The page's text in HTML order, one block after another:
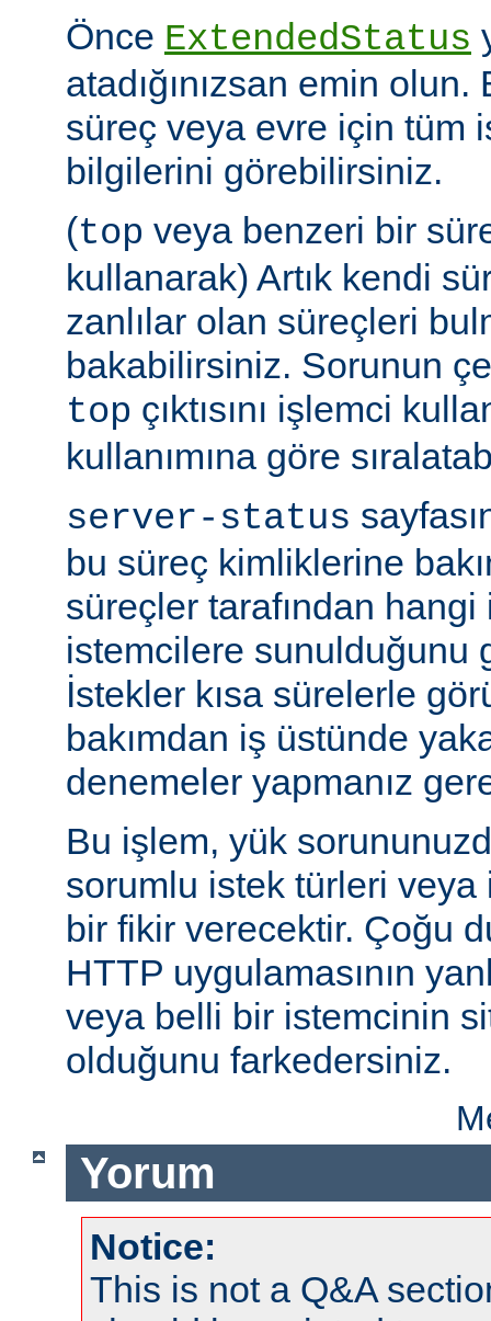
Önce ExtendedStatus
atadığınızsan emin
süreç veya evre için tüm
bilgilerini görebilirsiniz.
(top veya benzeri bir
kullanarak) Artık kendi
zanlılar olan süreçleri
bakabilirsiniz. Sorunun
top çıktısını işlemci
kullanımına göre
server-status
bu süreç kimliklerine
süreçler tarafından
istemcilere sunulduğunu
İstekler kısa sürelerle
bakımdan iş üstünde
denemeler yapmanız
Bu işlem, yük
sorumlu istek türleri veya
bir fikir verecektir. Çoğu
HTTP uygulamasının
veya belli bir istemcinin
olduğunu farkedersiniz.
Yorum
Notice:
This is not a Q&A